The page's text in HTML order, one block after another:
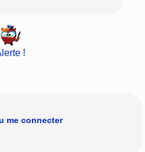
!
me connecter